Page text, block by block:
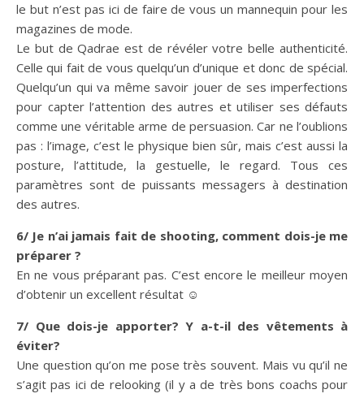
le but n’est pas ici de faire de vous un mannequin pour les
magazines de mode.
Le but de Qadrae est de révéler votre belle authenticité.
Celle qui fait de vous quelqu’un d’unique et donc de spécial.
Quelqu’un qui va même savoir jouer de ses imperfections
pour capter l’attention des autres et utiliser ses défauts
comme une véritable arme de persuasion. Car ne l’oublions
pas : l’image, c’est le physique bien sûr, mais c’est aussi la
posture, l’attitude, la gestuelle, le regard. Tous ces
paramètres sont de puissants messagers à destination
des autres.
6/ Je n’ai jamais fait de shooting, comment dois-je me
préparer ?
En ne vous préparant pas. C’est encore le meilleur moyen
d’obtenir un excellent résultat ☺
7/ Que dois-je apporter? Y a-t-il des vêtements à
éviter?
Une question qu’on me pose très souvent. Mais vu qu’il ne
s’agit pas ici de relooking (il y a de très bons coachs pour